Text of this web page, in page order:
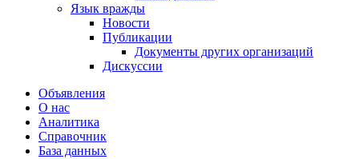
Язык вражды
Новости
Публикации
Документы других организаций
Дискуссии
Объявления
О нас
Аналитика
Справочник
База данных